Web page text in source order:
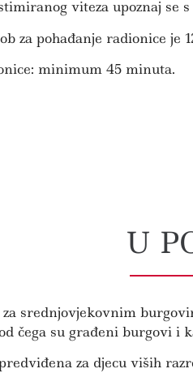
viteza upoznaj
za pohađanje radionice je
minimum 45 minuta.
U
srednjovjekovnim
čega su građeni burgovi i
za djecu viših